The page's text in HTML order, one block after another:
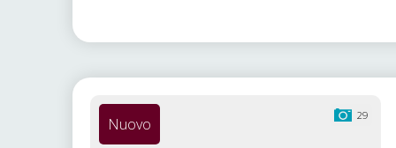
29
Nuovo